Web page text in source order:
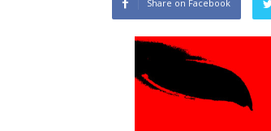
Share on Facebook